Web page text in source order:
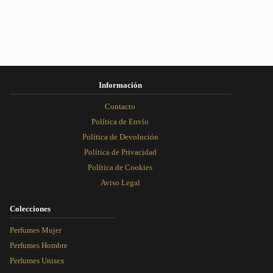
producto
producto
producto
producto
Información
Contacto
Política de Envío
Política de Devolución
Política de Privacidad
Política de Cookies
Aviso Legal
Colecciones
Perfumes Mujer
Perfumes Hombre
Perfumes Unisex